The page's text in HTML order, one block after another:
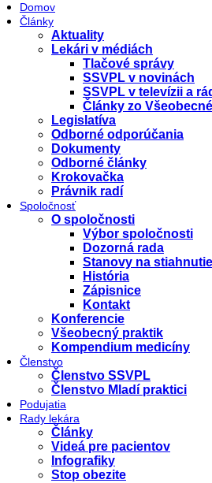
Domov
Články
Aktuality
Lekári v médiách
Tlačové správy
SSVPL v novinách
SSVPL v televízii a
Články zo
Legislatíva
Odborné odporúčania
Dokumenty
Odborné články
Krokovačka
Právnik radí
Spoločnosť
O spoločnosti
Výbor spoločnosti
Dozorná rada
Stanovy na stiahnutie
História
Zápisnice
Kontakt
Konferencie
Všeobecný praktik
Kompendium medicíny
Členstvo
Členstvo SSVPL
Členstvo Mladí praktici
Podujatia
Rady lekára
Články
Videá pre pacientov
Infografiky
Stop obezite